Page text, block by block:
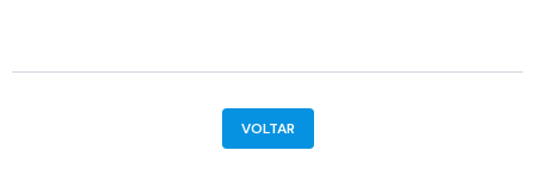
VOLTAR